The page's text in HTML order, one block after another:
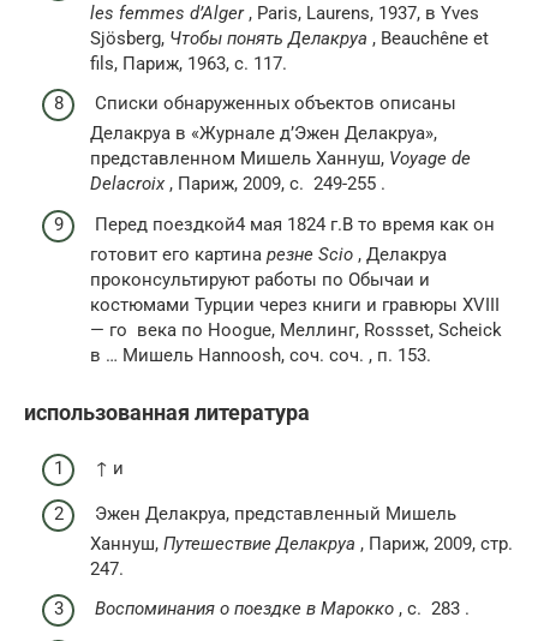
les femmes d’Alger, Paris, Laurens, 1937, в Yves
Sjösberg, Чтобы понять Делакруа , Beauchêne et
fils, Париж, 1963, с. 117.
Списки обнаруженных объектов описаны
Делакруа в «Журнале д’Эжен Делакруа»,
представленном Мишель Ханнуш, Voyage de
Delacroix , Париж, 2009, с. 249-255 .
Перед поездкой4 мая 1824 г.В то время как он
готовит его картина резне Scio , Делакруа
проконсультируют работы по Обычаи и
костюмами Турции через книги и гравюры XVIII
— го века по Hoogue, Меллинг, Rossset, Scheick
в … Мишель Hannoosh, соч. соч. , п. 153.
использованная литература
↑ и
Эжен Делакруа, представленный Мишель
Ханнуш, Путешествие Делакруа , Париж, 2009, стр.
247.
Воспоминания о поездке в Марокко , с. 283 .